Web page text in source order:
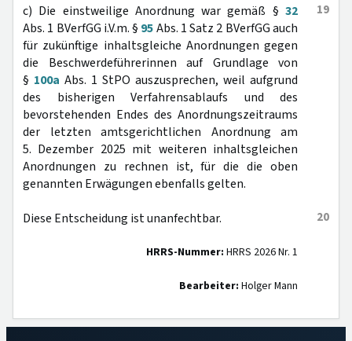
19
c) Die einstweilige Anordnung war gemäß § 32
Abs. 1 BVerfGG i.V.m. § 95Abs. 1 Satz 2 BVerfGG auch
für zukünftige inhaltsgleiche Anordnungen gegen
die Beschwerdeführerinnen auf Grundlage von
§ 100a Abs. 1 StPO auszusprechen, weil aufgrund
des bisherigen Verfahrensablaufs und des
bevorstehenden Endes des Anordnungszeitraums
der letzten amtsgerichtlichen Anordnung am
5. Dezember 2025 mit weiteren inhaltsgleichen
Anordnungen zu rechnen ist, für die die oben
genannten Erwägungen ebenfalls gelten.
20
Diese Entscheidung ist unanfechtbar.
HRRS-Nummer: HRRS 2026 Nr. 1
Bearbeiter: Holger Mann